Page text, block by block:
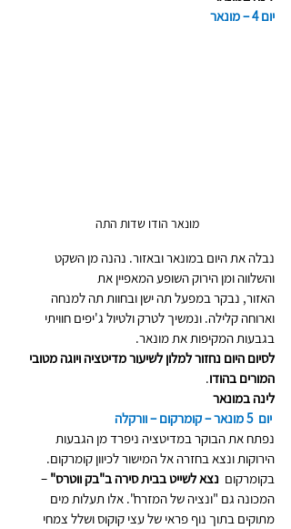
יום 4 – מונאר
מונאר הודו שדות התה
נבלה את היום במונאר ובאזור. נהנה מן השקט
והשלווה ומן הירוק השופע המאפיין את
האזור, נבקר במפעל תה ישן ובחוות תה למנחה
וארוחה קלילה. ונמשיך לטרק ולטיול ג'יפים חוויתי
בגבעות המקיפות את מונאר.
לסיום היום נחזור למלון לשיעור מדיטציה ויוגה מטובי
המורים בהודו.
לינה במונאר
יום  5 מונאר – קומרקום – וורקלה
נפתח את הבוקר במדיטציה ניפרד מן הגבעות
הירוקות ונצא בחזרה אל המישור לכיוון קומרקום.
בקומרקום נצא לשייט בבית סירה ב"בק ווטרס" –
המכונה גם "ונציה של המזרח". אלו תעלות מים
מתוקים בתוך נוף פראי של עצי קוקוס ושלל צמחי